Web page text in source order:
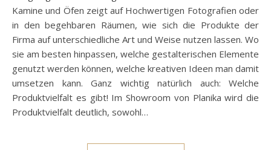
Kamine und Öfen zeigt auf Hochwertigen Fotografien oder
in den begehbaren Räumen, wie sich die Produkte der
Firma auf unterschiedliche Art und Weise nutzen lassen. Wo
sie am besten hinpassen, welche gestalterischen Elemente
genutzt werden können, welche kreativen Ideen man damit
umsetzen kann. Ganz wichtig natürlich auch: Welche
Produktvielfalt es gibt! Im Showroom von Planika wird die
Produktvielfalt deutlich, sowohl…